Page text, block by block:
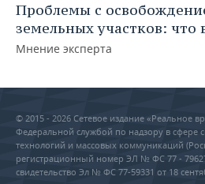
Проблемы с
земельных участков: что
Мнение эксперта
© 2015 - 2026 Сетевое издание «Реальное
Федеральной службой по надзору в сфере
технологий и массовых коммуникаций
регистрационный номер ЭЛ № ФС 77 -
свидетельство Эл № ФС 77-59331 от 18